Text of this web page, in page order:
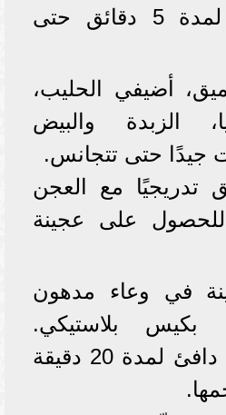
واتركي المزيج لمدة 5 دقائق حتى
أضيفي الحليب،
الزبدة والبيض
جيدًا حتى تتجانس.
تدريجيًا مع العجن
للحصول على عجينة
في وعاء مدهون
بكيس بلاستيكي.
اتركيها في مكان دافئ لمدة 20 دقيقة